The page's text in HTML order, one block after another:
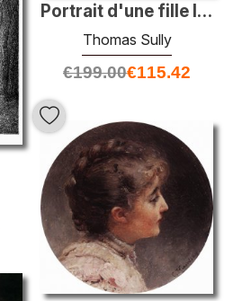
Portrait d'une fille lisant
Thomas Sully
€199.00€115.42